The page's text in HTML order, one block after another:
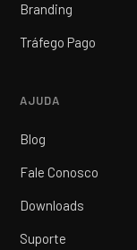
Branding
Tráfego Pago
AJUDA
Blog
Fale Conosco
Downloads
Suporte